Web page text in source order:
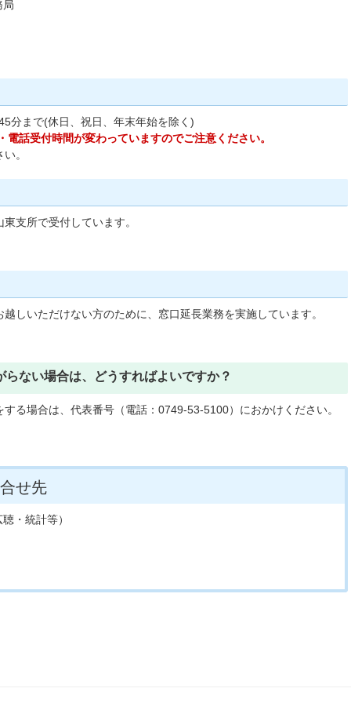
局
分まで(休日、祝日、年末年始を除く)
話受付時間が変わっていますのでご注意ください。
。
支所で受付しています。
しいただけない方のために、窓口延長業務を実施しています。
ない場合は、どうすればよいですか？
る場合は、代表番号（電話：0749-53-5100）におかけください。
せ先
・統計等）